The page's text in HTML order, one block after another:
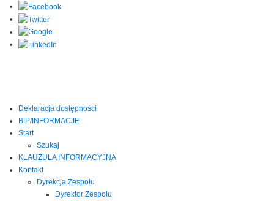
Deklaracja dostępności
BIP/INFORMACJE
Start
Szukaj
KLAUZULA INFORMACYJNA
Kontakt
Dyrekcja Zespołu
Dyrektor Zespołu